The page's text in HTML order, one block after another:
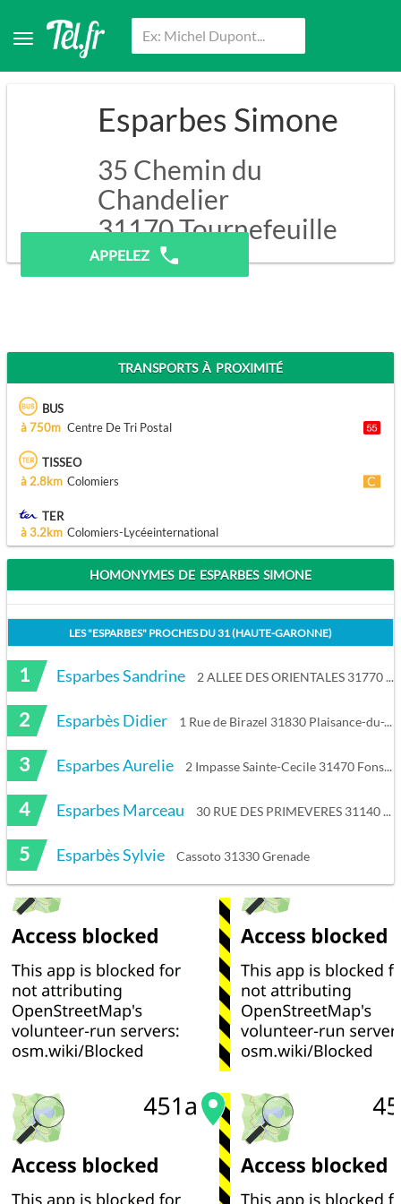
Esparbes Simone
35 Chemin du
Chandelier
31170Tournefeuille
APPELEZ
TRANSPORTS À PROXIMITÉ
BUS
à 750m Centre De Tri Postal
TISSEO
à 2.8km Colomiers
TER
à 3.2km Colomiers-Lycéeinternational
HOMONYMES DE ESPARBES SIMONE
LES "ESPARBES" PROCHES DU31 (HAUTE-GARONNE)
1 Esparbes Sandrine 2 ALLEE DES ORIENTALES 31770 Colomiers
2 Esparbès Didier 1 Rue de Birazel 31830 Plaisance-du-Touch
3 Esparbes Aurelie 2 Impasse Sainte-Cecile 31470 Fonsorbes
4 Esparbes Marceau 30 RUE DES PRIMEVERES 31140 Saint-Alban
5 Esparbès Sylvie Cassoto 31330 Grenade